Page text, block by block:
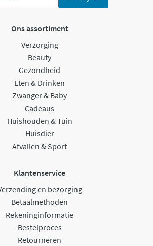
Ons assortiment
Verzorging
Beauty
Gezondheid
Eten & Drinken
Zwanger & Baby
Cadeaus
Huishouden & Tuin
Huisdier
Afvallen & Sport
Klantenservice
en bezorging
Betaalmethoden
Rekeninginformatie
Bestelproces
Retourneren